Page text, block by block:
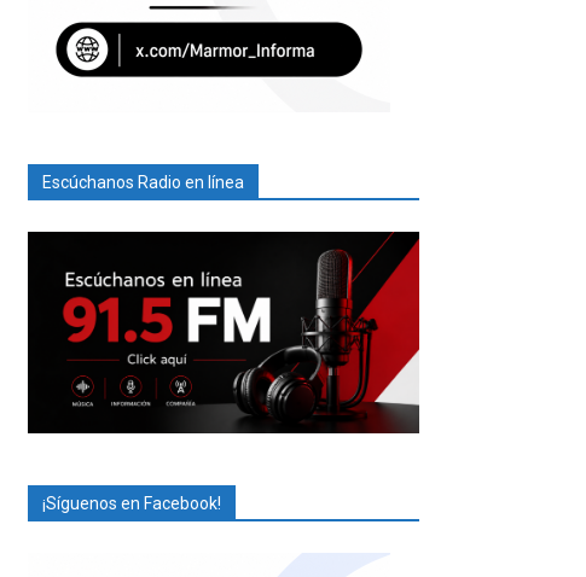
Escúchanos Radio en línea
¡Síguenos en Facebook!